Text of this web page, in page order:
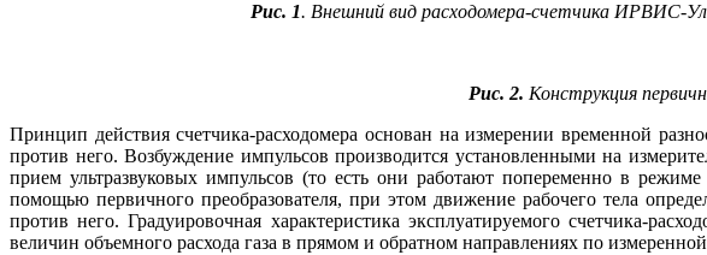
Рис. 1. Внешний вид расходомера-счетчика ИРВИС-
Рис. 2. Конструкция
Принцип действия счетчика-расходомера основан на измерении временной
против не­го. Возбуждение импульсов производится установленными на
прием ультразвуковых импульсов (то есть они работают попеременно в
помощью первичного преобразователя, при этом движение рабочего те­ла
против не­го. Градуировочная характеристика эксплуатируемого счетчика-
величин объемного расхода га­за в прямом и обратном направлениях по